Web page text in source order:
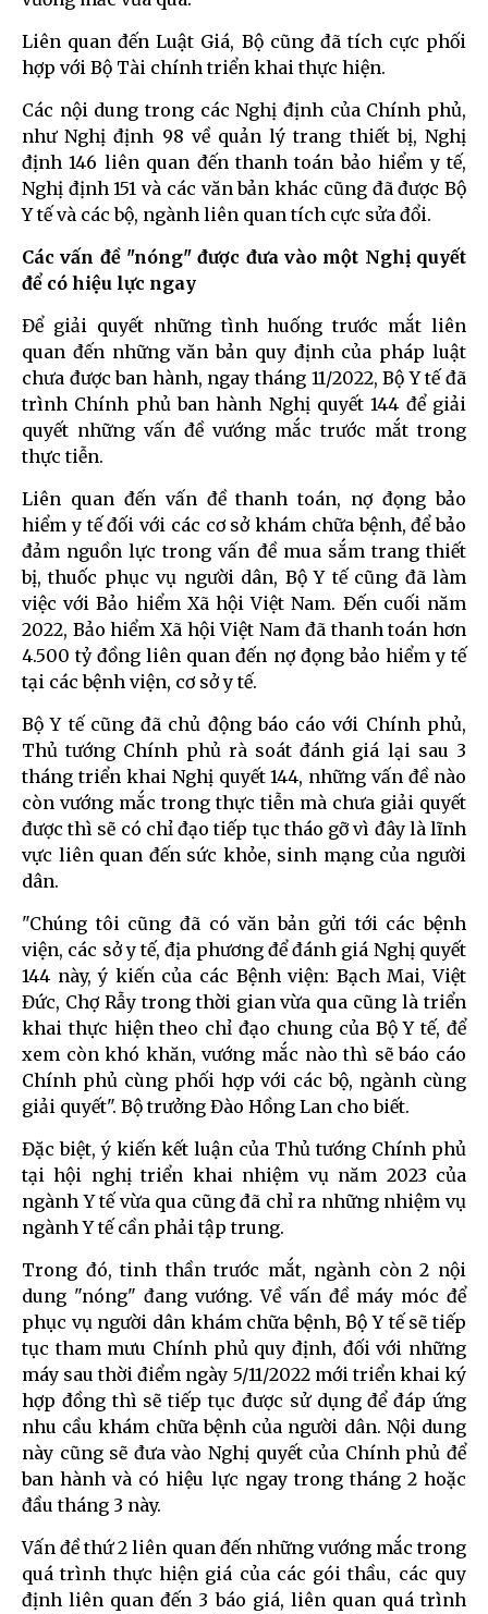
Liên quan đến Luật Giá, Bộ cũng đã tích cực phối
hợp với Bộ Tài chính triển khai thực hiện.
Các nội dung trong các Nghị định của Chính phủ,
như Nghị định 98 về quản lý trang thiết bị, Nghị
định 146 liên quan đến thanh toán bảo hiểm y tế,
Nghị định 151 và các văn bản khác cũng đã được Bộ
Y tế và các bộ, ngành liên quan tích cực sửa đổi.
Các vấn đề "nóng" được đưa vào một Nghị quyết
để có hiệu lực ngay
Để giải quyết những tình huống trước mắt liên
quan đến những văn bản quy định của pháp luật
chưa được ban hành, ngay tháng 11/2022, Bộ Y tế đã
trình Chính phủ ban hành Nghị quyết 144 để giải
quyết những vấn đề vướng mắc trước mắt trong
thực tiễn.
Liên quan đến vấn đề thanh toán, nợ đọng bảo
hiểm y tế đối với các cơ sở khám chữa bệnh, để bảo
đảm nguồn lực trong vấn đề mua sắm trang thiết
bị, thuốc phục vụ người dân, Bộ Y tế cũng đã làm
việc với Bảo hiểm Xã hội Việt Nam. Đến cuối năm
2022, Bảo hiểm Xã hội Việt Nam đã thanh toán hơn
4.500 tỷ đồng liên quan đến nợ đọng bảo hiểm y tế
tại các bệnh viện, cơ sở y tế.
Bộ Y tế cũng đã chủ động báo cáo với Chính phủ,
Thủ tướng Chính phủ rà soát đánh giá lại sau 3
tháng triển khai Nghị quyết 144, những vấn đề nào
còn vướng mắc trong thực tiễn mà chưa giải quyết
được thì sẽ có chỉ đạo tiếp tục tháo gỡ vì đây là lĩnh
vực liên quan đến sức khỏe, sinh mạng của người
dân.
"Chúng tôi cũng đã có văn bản gửi tới các bệnh
viện, các sở y tế, địa phương để đánh giá Nghị quyết
144 này, ý kiến của các Bệnh viện: Bạch Mai, Việt
Đức, Chợ Rẫy trong thời gian vừa qua cũng là triển
khai thực hiện theo chỉ đạo chung của Bộ Y tế, để
xem còn khó khăn, vướng mắc nào thì sẽ báo cáo
Chính phủ cùng phối hợp với các bộ, ngành cùng
giải quyết". Bộ trưởng Đào Hồng Lan cho biết.
Đặc biệt, ý kiến kết luận của Thủ tướng Chính phủ
tại hội nghị triển khai nhiệm vụ năm 2023 của
ngành Y tế vừa qua cũng đã chỉ ra những nhiệm vụ
ngành Y tế cần phải tập trung.
Trong đó, tinh thần trước mắt, ngành còn 2 nội
dung "nóng" đang vướng. Về vấn đề máy móc để
phục vụ người dân khám chữa bệnh, Bộ Y tế sẽ tiếp
tục tham mưu Chính phủ quy định, đối với những
máy sau thời điểm ngày 5/11/2022 mới triển khai ký
hợp đồng thì sẽ tiếp tục được sử dụng để đáp ứng
nhu cầu khám chữa bệnh của người dân. Nội dung
này cũng sẽ đưa vào Nghị quyết của Chính phủ để
ban hành và có hiệu lực ngay trong tháng 2 hoặc
đầu tháng 3 này.
Vấn đề thứ 2 liên quan đến những vướng mắc trong
quá trình thực hiện giá của các gói thầu, các quy
định liên quan đến 3 báo giá, liên quan quá trình